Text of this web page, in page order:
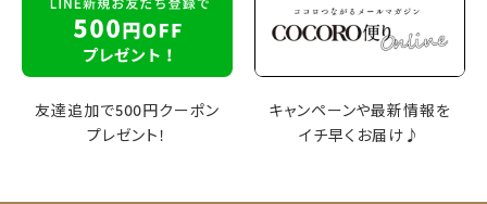
友達追加で500円クーポン
プレゼント！
キャンペーンや最新情報を
イチ早くお届け♪